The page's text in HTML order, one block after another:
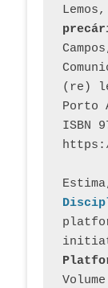
(re)
Porto
ISBN